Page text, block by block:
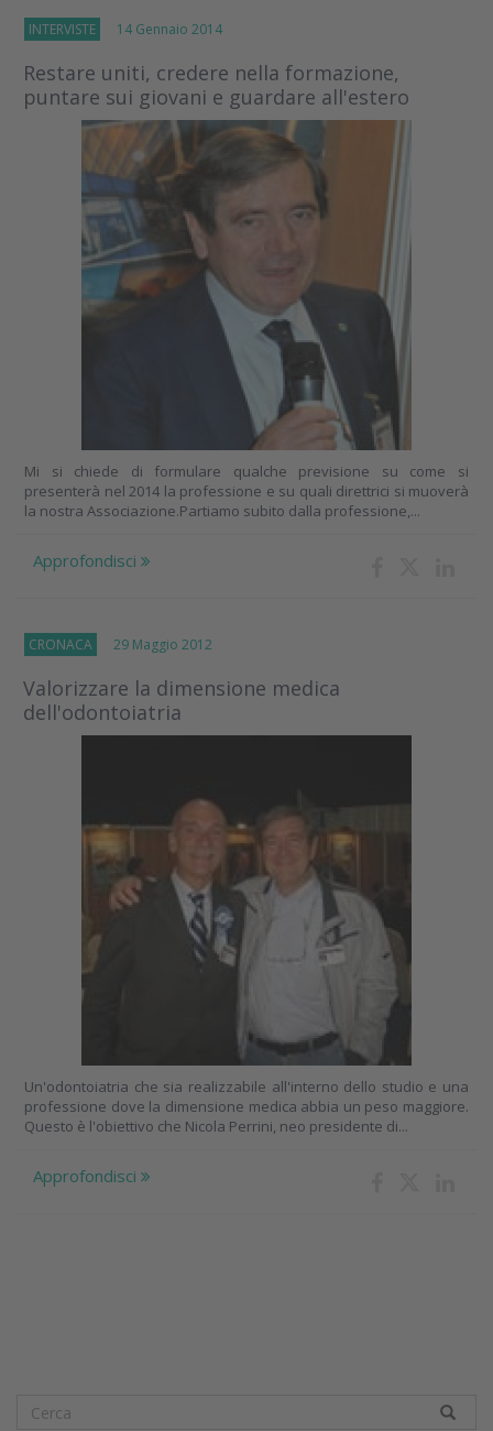
INTERVISTE 14 Gennaio 2014
Restare uniti, credere nella formazione,
puntare sui giovani e guardare all'estero
Mi si chiede di formulare qualche previsione su come si
presenterà nel 2014 la professione e su quali direttrici si muoverà
la nostra Associazione.Partiamo subito dalla professione,...
Approfondisci
CRONACA 29 Maggio 2012
Valorizzare la dimensione medica
dell'odontoiatria
Un'odontoiatria che sia realizzabile all'interno dello studio e una
professione dove la dimensione medica abbia un peso maggiore.
Questo è l'obiettivo che Nicola Perrini, neo presidente di...
Approfondisci